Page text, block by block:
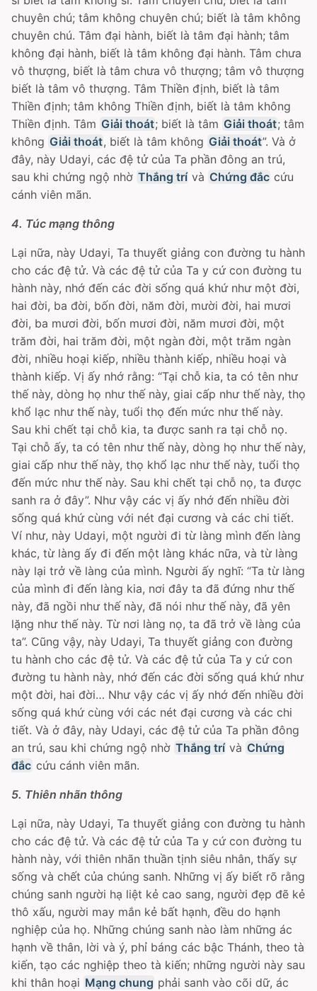
chuyên chú; tâm không chuyên chú; biết là tâm không
chuyên chú. Tâm đại hành, biết là tâm đại hành; tâm
không đại hành, biết là tâm không đại hành. Tâm chưa
vô thượng, biết là tâm chưa vô thượng; tâm vô thượng
biết là tâm vô thượng. Tâm Thiền định, biết là tâm
Thiền định; tâm không Thiền định, biết là tâm không
Thiền định. Tâm Giải thoát; biết là tâm Giải thoát; tâm
không Giải thoát, biết là tâm không Giải thoát”. Và ở
đây, này Udayi, các đệ tử của Ta phần đông an trú,
sau khi chứng ngộ nhờ Thắng trí và Chứng đắc cứu
cánh viên mãn.
4. Túc mạng thông
Lại nữa, này Udayi, Ta thuyết giảng con đường tu hành
cho các đệ tử. Và các đệ tử của Ta y cứ con đường tu
hành này, nhớ đến các đời sống quá khứ như một đời,
hai đời, ba đời, bốn đời, năm đời, mười đời, hai mươi
đời, ba mươi đời, bốn mươi đời, năm mươi đời, một
trăm đời, hai trăm đời, một ngàn đời, một trăm ngàn
đời, nhiều hoại kiếp, nhiều thành kiếp, nhiều hoại và
thành kiếp. Vị ấy nhớ rằng: “Tại chỗ kia, ta có tên như
thế này, dòng họ như thế này, giai cấp như thế này, thọ
khổ lạc như thế này, tuổi thọ đến mức như thế này.
Sau khi chết tại chỗ kia, ta được sanh ra tại chỗ nọ.
Tại chỗ ấy, ta có tên như thế này, dòng họ như thế này,
giai cấp như thế này, thọ khổ lạc như thế này, tuổi thọ
đến mức như thế này. Sau khi chết tại chỗ nọ, ta được
sanh ra ở đây”. Như vậy các vị ấy nhớ đến nhiều đời
sống quá khứ cùng với nét đại cương và các chi tiết.
Ví như, này Udayi, một người đi từ làng mình đến làng
khác, từ làng ấy đi đến một làng khác nữa, và từ làng
này lại trở về làng của mình. Người ấy nghĩ: “Ta từ làng
của mình đi đến làng kia, nơi đây ta đã đứng như thế
này, đã ngồi như thế này, đã nói như thế này, đã yên
lặng như thế này. Từ nơi làng nọ, ta đã trở về làng của
ta”. Cũng vậy, này Udayi, Ta thuyết giảng con đường
tu hành cho các đệ tử. Và các đệ tử của Ta y cứ con
đường tu hành này, nhớ đến các đời sống quá khứ như
một đời, hai đời… Như vậy các vị ấy nhớ đến nhiều đời
sống quá khứ cùng với các nét đại cương và các chi
tiết. Và ở đây, này Udayi, các đệ tử của Ta phần đông
an trú, sau khi chứng ngộ nhờ Thắng trí và Chứng
đắc cứu cánh viên mãn.
5. Thiên nhãn thông
Lại nữa, này Udayi, Ta thuyết giảng con đường tu hành
cho các đệ tử. Và các đệ tử của Ta y cứ con đường tu
hành này, với thiên nhãn thuần tịnh siêu nhân, thấy sự
sống và chết của chúng sanh. Những vị ấy biết rõ rằng
chúng sanh người hạ liệt kẻ cao sang, người đẹp đẽ kẻ
thô xấu, người may mắn kẻ bất hạnh, đều do hạnh
nghiệp của họ. Những chúng sanh nào làm những ác
hạnh về thân, lời và ý, phỉ báng các bậc Thánh, theo tà
kiến, tạo các nghiệp theo tà kiến; những người này sau
khi thân hoại Mạng chung phải sanh vào cõi dữ, ác